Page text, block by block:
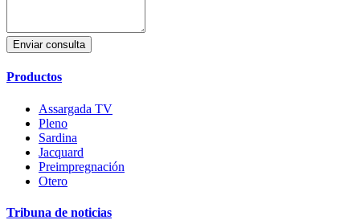
Enviar consulta
Productos
Assargada TV
Pleno
Sardina
Jacquard
Preimpregnación
Otero
Tribuna de noticias